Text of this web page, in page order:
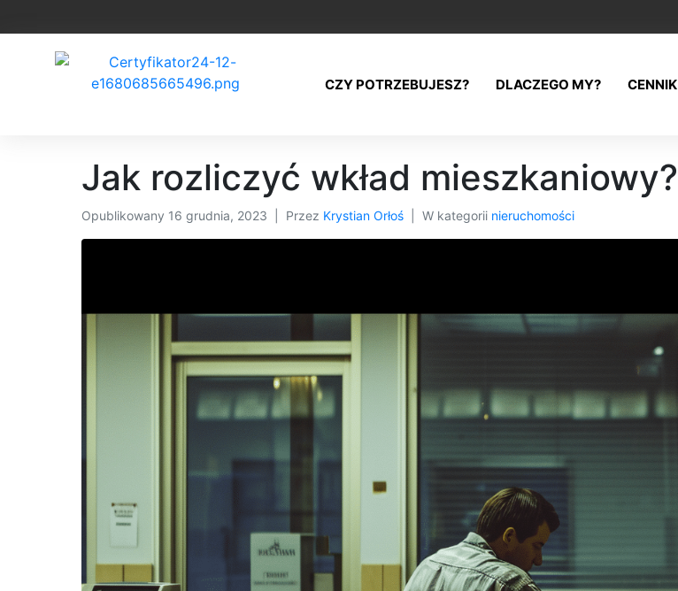
CZY POTRZEBUJESZ? DLACZEGO MY? CENNIK
Jak rozliczyć wkład mieszkaniowy?
Opublikowany 16 grudnia, 2023 Przez Krystian Orłoś W kategorii nieruchomości